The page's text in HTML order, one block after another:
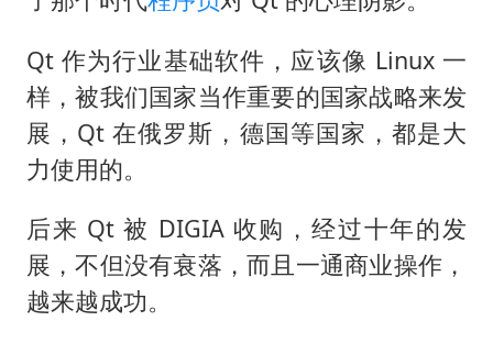
Qt 作为行业基础软件，应该像 Linux 一
样，被我们国家当作重要的国家战略来发
展，Qt 在俄罗斯，德国等国家，都是大
力使用的。
后来 Qt 被 DIGIA 收购，经过十年的发
展，不但没有衰落，而且一通商业操作，
越来越成功。